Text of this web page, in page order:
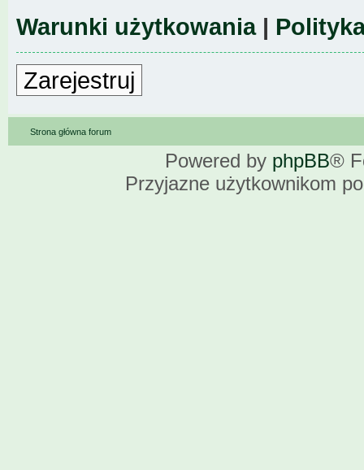
Warunki użytkowania|
Zarejestruj
Strona główna forum
Powered by phpBB®
Przyjazne użytkownikom